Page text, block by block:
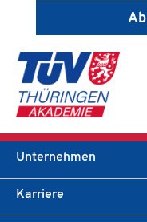
Ab
Unternehmen
Karriere